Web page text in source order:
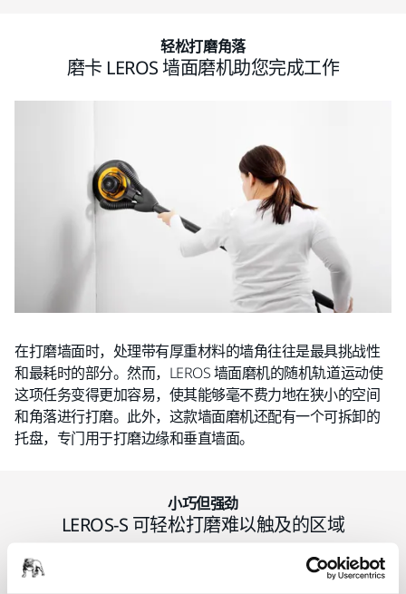
轻松打磨角落
磨卡 LEROS 墙面磨机助您完成工作
在打磨墙面时，处理带有厚重材料的墙角往往是最具挑战性
和最耗时的部分。然而，LEROS 墙面磨机的随机轨道运动使
这项任务变得更加容易，使其能够毫不费力地在狭小的空间
和角落进行打磨。此外，这款墙面磨机还配有一个可拆卸的
托盘，专门用于打磨边缘和垂直墙面。
小巧但强劲
LEROS-S 可轻松打磨难以触及的区域